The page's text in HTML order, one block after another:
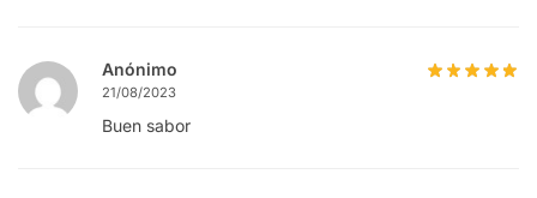
Anónimo
21/08/2023
Buen sabor